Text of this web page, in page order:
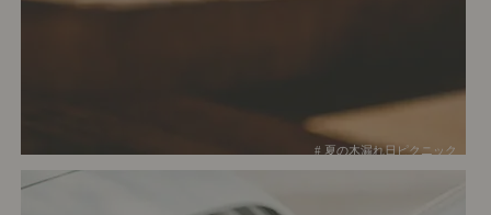
# 夏の木漏れ日ピクニック